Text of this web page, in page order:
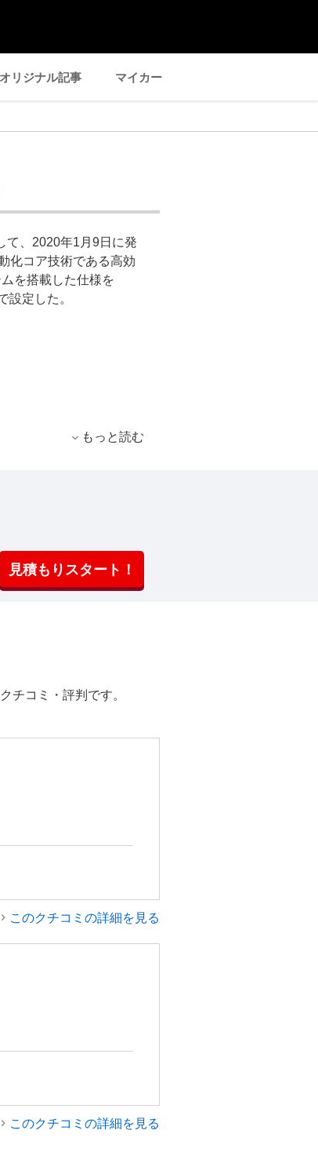
オリジナル記事 マイカー
て、2020年1月9日に発
化コア技術である高効
を搭載した仕様を
設定した。
もっと読む
見積もりスタート！
チコミ・評判です。
このクチコミの詳細を見る
このクチコミの詳細を見る